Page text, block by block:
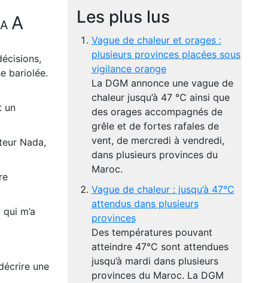
A A
bariolée.
un
Nada,
m’a
une
Les plus lus
Vague de chaleur et orages :
plusieurs provinces placées sous
vigilance orange
La DGM annonce une vague de
chaleur jusqu’à 47 °C ainsi que
des orages accompagnés de
grêle et de fortes rafales de
vent, de mercredi à vendredi,
dans plusieurs provinces du
Maroc.
Vague de chaleur : jusqu’à 47°C
attendus dans plusieurs
provinces
Des températures pouvant
atteindre 47°C sont attendues
jusqu’à mardi dans plusieurs
provinces du Maroc. La DGM